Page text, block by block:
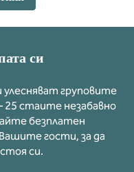
си
груповите
25 стаите незабавно
безплатен
гости, за да
си.